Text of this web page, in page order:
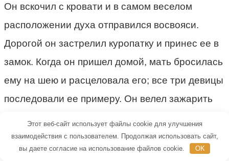
Он вскочил с кровати и в самом веселом
расположении духа отправился восвояси.
Дорогой он застрелил куропатку и принес ее в
замок. Когда он пришел домой, мать бросилась
ему на шею и расцеловала его; все три девицы
последовали ее примеру. Он велел зажарить
отужинать у себя в комнате в обществе тех
трех девиц.
Этот веб-сайт использует файлы cookie для улучшения
взаимодействия с пользователем. Продолжая использовать сайт,
вы даете согласие на использование файлов cookie.
OK